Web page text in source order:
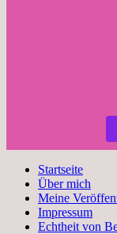
Startseite
Über mich
Meine
Impressum
Echtheit von